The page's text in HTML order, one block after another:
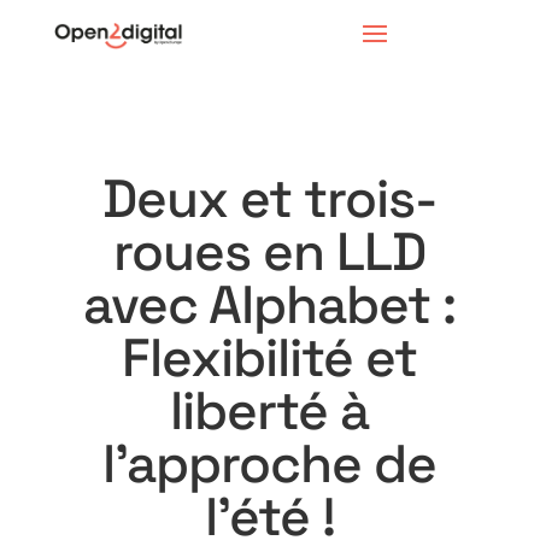
Deux et trois-
roues en LLD
avec Alphabet :
Flexibilité et
liberté à
l’approche de
l’été !